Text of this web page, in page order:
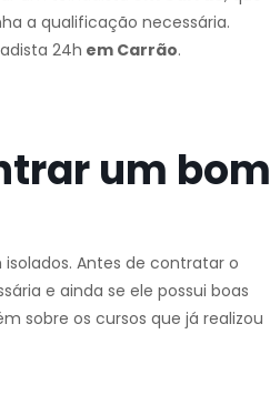
a qualificação necessária.
24h em Carrão.
um bom
Antes de contratar o
e ainda se ele possui boas
sobre os cursos que já realizou